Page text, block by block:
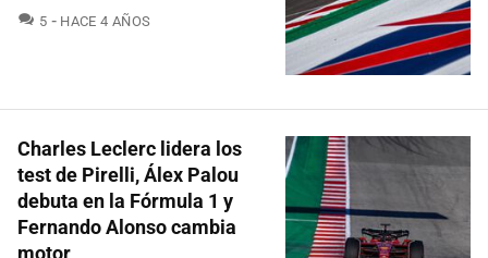
5 COMENTARIOS
HACE 4 AÑOS
Charles Leclerc lidera los
test de Pirelli, Álex Palou
debuta en la Fórmula 1 y
Fernando Alonso cambia
motor